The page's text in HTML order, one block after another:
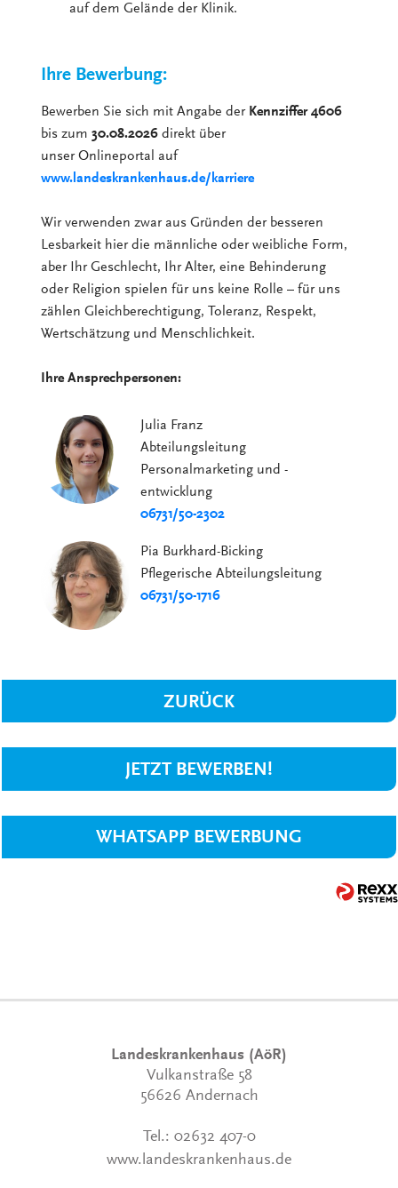
auf dem Gelände der Klinik.
Ihre Bewerbung:
Bewerben Sie sich mit Angabe der Kennziffer 4606
bis zum30.08.2026direkt über
unser Onlineportal auf
www.landeskrankenhaus.de/karriere
Wir verwenden zwar aus Gründen der besseren
Lesbarkeit hier die männliche oder weibliche Form,
aber Ihr Geschlecht, Ihr Alter, eine Behinderung
oder Religion spielen für uns keine Rolle – für uns
zählen Gleichberechtigung, Toleranz, Respekt,
Wertschätzung und Menschlichkeit.
Ihre Ansprechpersonen:
Julia Franz
Abteilungsleitung
Personalmarketing und -
entwicklung
06731/50-2302
Pia Burkhard-Bicking
Pflegerische Abteilungsleitung
06731/50-1716
ZURÜCK
JETZT BEWERBEN!
WHATSAPP BEWERBUNG
Landeskrankenhaus (AöR)
Vulkanstraße 58
56626 Andernach
Tel.: 02632 407-0
www.landeskrankenhaus.de